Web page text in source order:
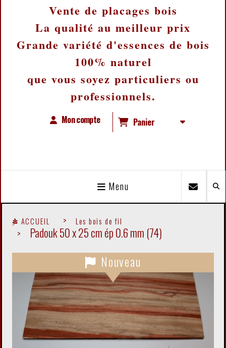
Vente de placages bois
La qualité au meilleur prix
Grande variété d'essences de bois
100% naturel
que vous soyez particuliers ou
professionnels.
Mon compte Panier
Menu
ACCUEIL Les bois de fil
Padouk 50 x 25 cm ép 0.6 mm (74)
Nouveau